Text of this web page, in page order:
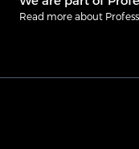
Read more about